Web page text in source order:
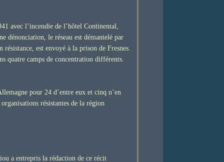
avec l’incendie de l’hôtel Continental,
dénonciation, le réseau est démantelé par
est envoyé à la prison de Fresnes.
quatre camps de concentration différents.
pour 24 d’entre eux et cinq n’en
résistantes de la région
a entrepris la rédaction de ce récit